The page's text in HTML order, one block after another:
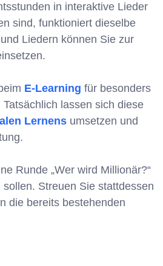
in interaktive Lieder
sind, funktioniert dieselbe
Liedern können Sie zur
E-Learning für besonders
lassen sich diese
Lernens umsetzen und
Runde „Wer wird Millionär?“
Streuen Sie stattdessen
die bereits bestehenden